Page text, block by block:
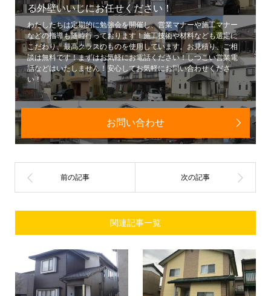
る外壁いいじにお任せください！
わたしたちは定期的に勉強会を開催し、営業マナーや施工マナー
などの指導も随時行っております！施工技術や材料なども選定に
こだわり、最高クラスのものを使用しています。お見積り、ご相
談は無料です！まずはお気軽にお電話ください！しつこい営業電
話などはいたしません！安心してお気軽にお問い合わせくださ
い！
お問い合わせ
関連記事一覧